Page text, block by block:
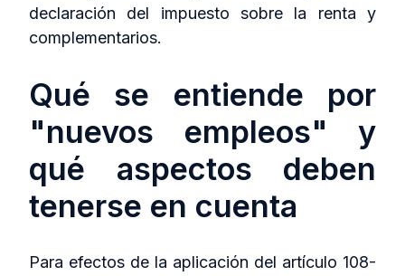
declaración del impuesto sobre la renta y
complementarios.
Qué se entiende por
"nuevos empleos" y
qué aspectos deben
tenerse en cuenta
Para efectos de la aplicación del artículo 108-